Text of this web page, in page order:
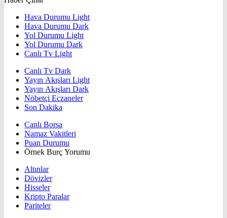
Hava Durumu Light
Hava Durumu Dark
Yol Durumu Light
Yol Durumu Dark
Canlı Tv Light
Canlı Tv Dark
Yayın Akışları Light
Yayın Akışları Dark
Nöbetçi Eczaneler
Son Dakika
Canlı Borsa
Namaz Vakitleri
Puan Durumu
Örnek Burç Yorumu
Altınlar
Dövizler
Hisseler
Kripto Paralar
Pariteler